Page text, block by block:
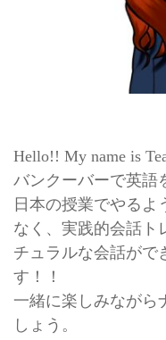
Hello!! My name is
バンクーバーで英語
日本の授業でやる
なく、実践的会話ト
チュラルな会話がで
す！！
一緒に楽しみながら
しょう。